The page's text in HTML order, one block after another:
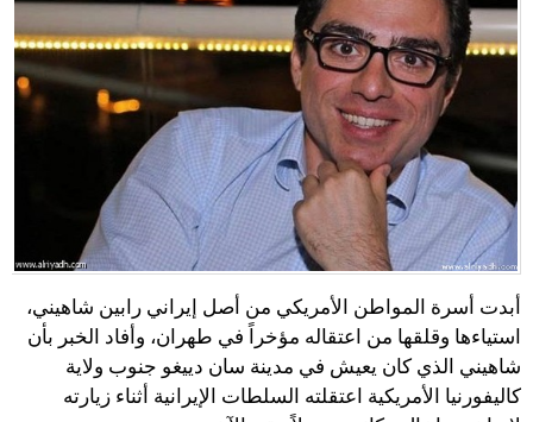
أبدت أسرة المواطن الأمريكي من أصل إيراني رابين شاهيني،
استياءها وقلقها من اعتقاله مؤخراً في طهران، وأفاد الخبر بأن
شاهيني الذي كان يعيش في مدينة سان دييغو جنوب ولاية
كاليفورنيا الأمريكية اعتقلته السلطات الإيرانية أثناء زيارته